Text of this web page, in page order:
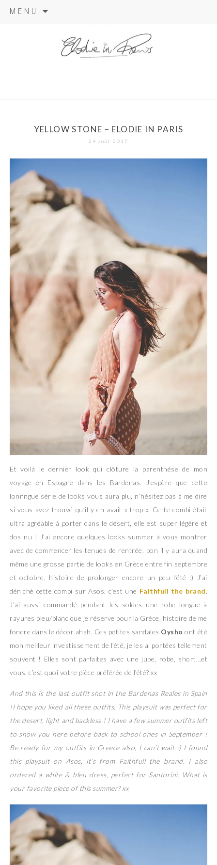
MENU
YELLOW STONE – ELODIE IN PARIS
24 août 2017
Et voilà le dernier look qui clôture la parenthèse de mon
voyage en Espagne dans les Bardenas. J’espère que cette
lonnngue série de looks vous aura plu, n’hésitez pas à me dire
si vous avez trouvé qu’il y en avait « trop ». Cette combi était
ultra agréable à porter dans le désert, elle est super légère et
dos nu ! J’ai encore quelques looks summer à vous montrer
avec de commencer les tenues de rentrée, bon il y aura quand
même une grosse partie de looks en Grèce entre fin septembre
et octobre, histoire de prolonger encore un peu l’été :) J’ai
déniché cette combi sur Asos, c’est une Faithfull the brand.
J’ai aussi commandé pendant les soldes une robe longue à
rayures bleu/blanc que je réserve pour la Grèce, histoire de me
fondre dans le décor ahah. Ces petites sandales Oysho ont été
mon meilleur investissement de l’été, je les ai portées tellement
souvent ! Elles sont parfaites avec une jupe, robe, short…et
vous, c’est quoi votre pièce préférée de l’été? xx
And this is the last outfit shot in the Bardenas Reales in Spain
!I hope you liked all these outfits. This playsuit was perfect for
the desert, light and backless ! I have a few summer outfits left
to show you here before back to school ones in September !
Be ready for my outfits in Greece also, I can’t wait :) I found
this playsuit on Asos, it’s from Faithfull the brand. I also
ordered a white & bleu dress, perfect for Santorini. What is
your favorite piece of this summer? xx